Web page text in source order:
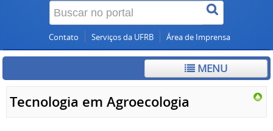
Contato Serviços da UFRB Área de Imprensa
MENU
Tecnologia em Agroecologia